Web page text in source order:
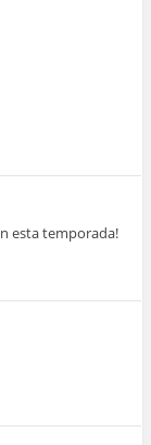
esta temporada!